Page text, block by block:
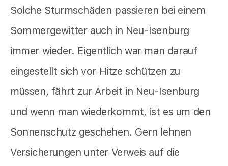
Solche Sturmschäden passieren bei einem
Sommergewitter auch in Neu-Isenburg
immer wieder. Eigentlich war man darauf
eingestellt sich vor Hitze schützen zu
müssen, fährt zur Arbeit in Neu-Isenburg
und wenn man wiederkommt, ist es um den
Sonnenschutz geschehen. Gern lehnen
Versicherungen unter Verweis auf die